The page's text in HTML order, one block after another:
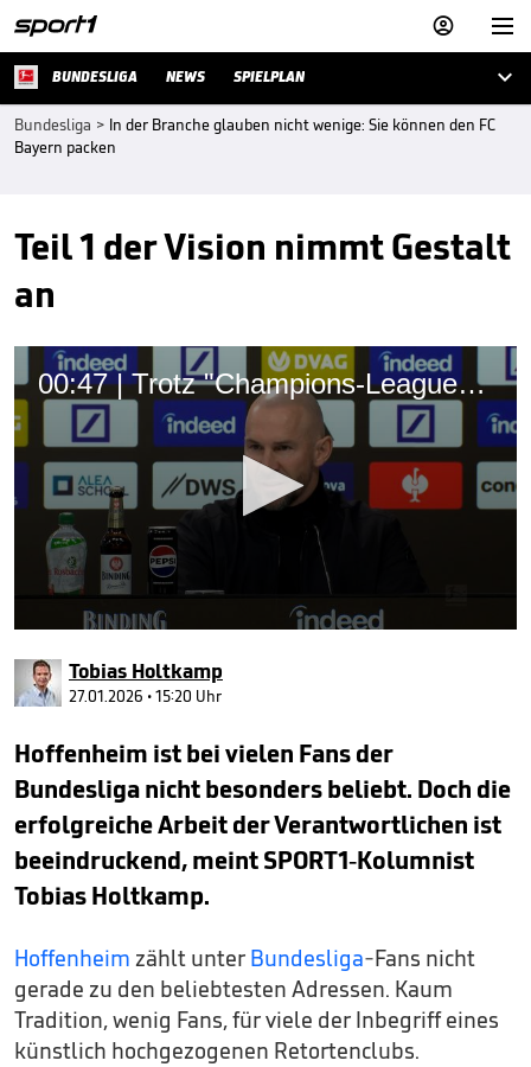


BUNDESLIGA NEWS SPIELPLAN 
Bundesliga > In der Branche glauben nicht wenige: Sie können den FC
Bayern packen
Teil 1 der Vision nimmt Gestalt
an
00:47 | Trotz "Champions-League-Woche" - TSG-Coach dämpft Euphorie
seconds
47
seconds
Tobias Holtkamp
27.01.2026 • 15:20 Uhr
Hoffenheim ist bei vielen Fans der
Bundesliga nicht besonders beliebt. Doch die
erfolgreiche Arbeit der Verantwortlichen ist
beeindruckend, meint SPORT1-Kolumnist
Tobias Holtkamp.
Hoffenheim zählt unter Bundesliga-Fans nicht
gerade zu den beliebtesten Adressen. Kaum
Tradition, wenig Fans, für viele der Inbegriff eines
künstlich hochgezogenen Retortenclubs.